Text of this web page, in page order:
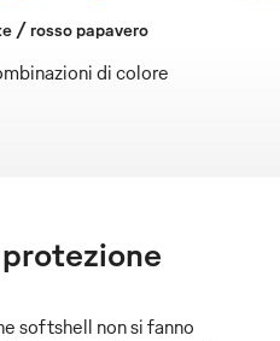
di colore
/ rosso papavero
softshell non si fanno